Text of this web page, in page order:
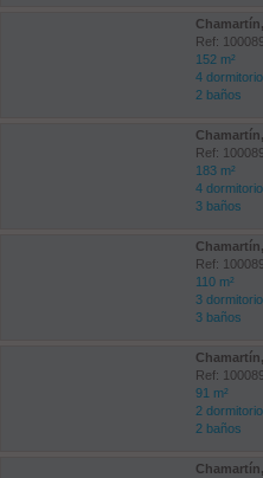
Ref:
152 m²
4
2 baños
Ref:
183 m²
4
3 baños
Ref:
110 m²
3
3 baños
Ref:
91 m²
2
2 baños